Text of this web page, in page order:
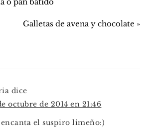
o pan batido
Galletas de avena y chocolate »
dice
octubre de 2014 en 21:46
el suspiro limeño:)